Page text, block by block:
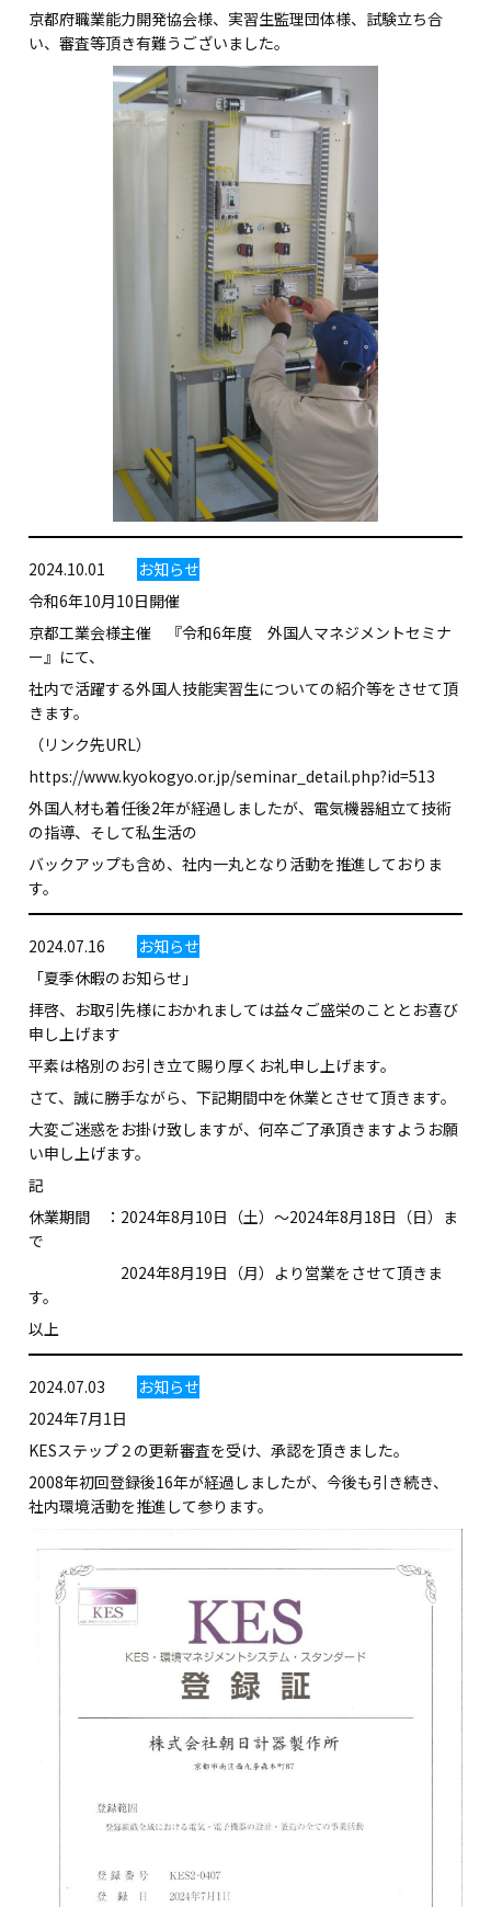
京都府職業能力開発協会様、実習生監理団体様、試験立ち合
い、審査等頂き有難うございました。
2024.10.01
お知らせ
令和6年10月10日開催
京都工業会様主催 『令和6年度 外国人マネジメントセミナ
ー』にて、
社内で活躍する外国人技能実習生についての紹介等をさせて頂
きます。
（リンク先URL）
https://www.kyokogyo.or.jp/seminar_detail.php?id=513
外国人材も着任後2年が経過しましたが、電気機器組立て技術
の指導、そして私生活の
バックアップも含め、社内一丸となり活動を推進しておりま
す。
2024.07.16
お知らせ
「夏季休暇のお知らせ」
拝啓、お取引先様におかれましては益々ご盛栄のこととお喜び
申し上げます
平素は格別のお引き立て賜り厚くお礼申し上げます。
さて、誠に勝手ながら、下記期間中を休業とさせて頂きます。
大変ご迷惑をお掛け致しますが、何卒ご了承頂きますようお願
い申し上げます。
記
休業期間 ：2024年8月10日（土）～2024年8月18日（日）ま
で
2024年8月19日（月）より営業をさせて頂きま
す。
以上
2024.07.03
お知らせ
2024年7月1日
KESステップ２の更新審査を受け、承認を頂きました。
2008年初回登録後16年が経過しましたが、今後も引き続き、
社内環境活動を推進して参ります。